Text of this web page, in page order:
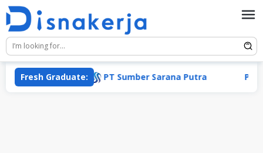
Skip
content
Fresh Graduate: PT Sumber Sarana Putra PT